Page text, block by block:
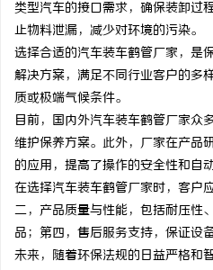
类型汽车的接口需求，确保装卸过
止物料泄漏，减少对环境的污染。
选择合适的汽车装车鹤管厂家，是
解决方案，满足不同行业客户的多
质或极端气候条件。
目前，国内外汽车装车鹤管厂家众
维护保养方案。此外，厂家在产品
的应用，提高了操作的安全性和自
在选择汽车装车鹤管厂家时，客户
二，产品质量与性能，包括耐压性
品；第四，售后服务支持，保证设
未来，随着环保法规的日益严格和